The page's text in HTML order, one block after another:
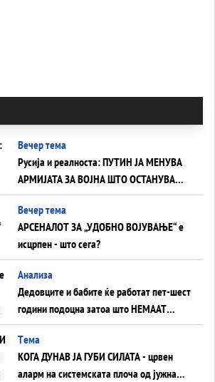
Вечер тема
Русија и реалноста: ПУТИН ЈА МЕНУВА
АРМИЈАТА ЗА ВОЈНА ШТО ОСТАНУВА
БЕЗ ФРОНТ
Вечер тема
АРСЕНАЛОТ ЗА „УДОБНО ВОЈУВАЊЕ“ е
исцрпен - што сега?
Анализа
Дедовците и бабите ќе работат пет-шест
години подоцна затоа што НЕМААТ
ВНУЦИ ДА ГИ ЗАМЕНАТ
Tема
КОГА ДУНАВ ЈА ГУБИ СИЛАТА - црвен
аларм на системската плоча од јужна